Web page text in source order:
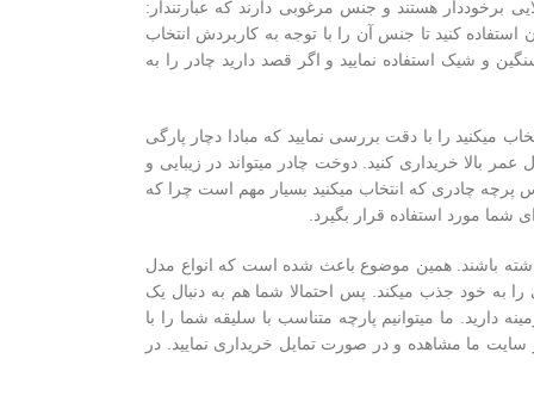
برخوددار هستند و جنس مرغوبی دارند که عبارتندار:
استفاده کنید تا جنس آن را با توجه به کاربردش انتخاب
و شیک استفاده نمایید و اگر قصد دارید چادر را به
میکنید را با دقت بررسی نمایید که مبادا دچار پارگی
بالا خریداری کنید. دوخت چادر میتواند در زیبایی و
پرچه چادری که انتخاب میکنید بسیار مهم است چرا که
شما مورد استفاده قرار بگیرد.
باشند. همین موضوع باعث شده است که انواع مدل
به خود جذب میکند. پس احتمالا شما هم به دنبال یک
دارید. ما میتوانیم پارچه متناسب با سلیقه شما را با
سایت ما مشاهده و در صورت تمایل خریداری نمایید. در